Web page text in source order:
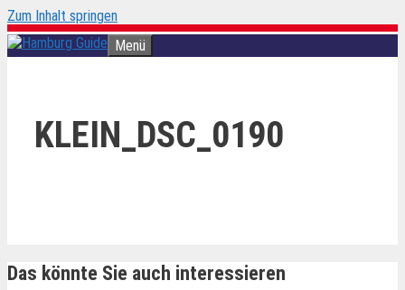
Zum Inhalt springen
Menü
KLEIN_DSC_0190
Das könnte Sie auch interessieren